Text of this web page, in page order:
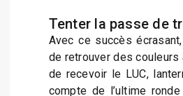
Tenter la passe de
Avec ce succès
de retrouver des
de recevoir le LUC,
compte de l’ultime